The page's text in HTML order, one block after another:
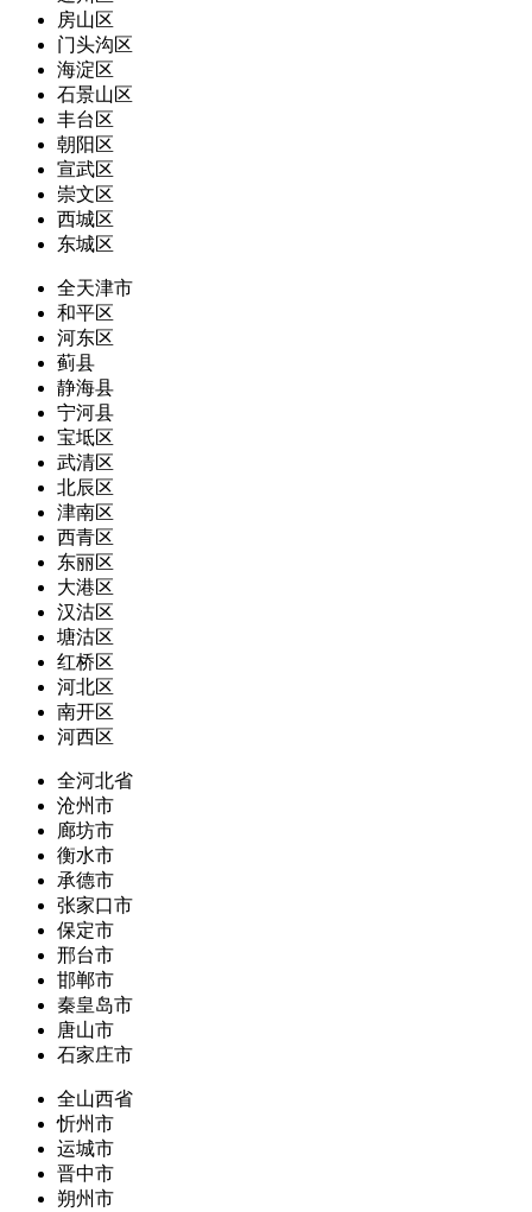
房山区
门头沟区
海淀区
石景山区
丰台区
朝阳区
宣武区
崇文区
西城区
东城区
全天津市
和平区
河东区
蓟县
静海县
宁河县
宝坻区
武清区
北辰区
津南区
西青区
东丽区
大港区
汉沽区
塘沽区
红桥区
河北区
南开区
河西区
全河北省
沧州市
廊坊市
衡水市
承德市
张家口市
保定市
邢台市
邯郸市
秦皇岛市
唐山市
石家庄市
全山西省
忻州市
运城市
晋中市
朔州市